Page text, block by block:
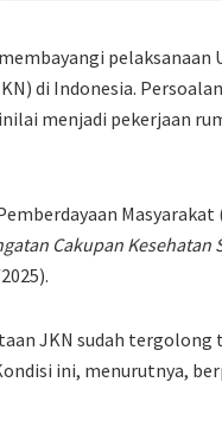
pelaksanaan
di Indonesia.
menjadi pekerjaan
Masyarakat
Cakupan Kesehatan
JKN sudah
ini, menurutnya,